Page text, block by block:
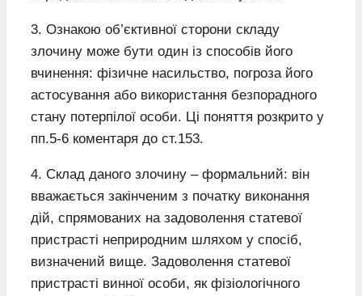
3. Ознакою об’єктивної сторони складу
злочину може бути один із способів його
вчинення: фізичне насильство, погроза його
астосування або використання безпорадного
стану потерпілої особи. Ці поняття розкрито у
пп.5-6 коментаря до ст.153.
4. Склад даного злочину – формальний: він
вважається закінченим з початку виконання
дій, спрямованих на задоволення статевої
пристрасті неприродним шляхом у спосіб,
визначений вище. Задоволення статевої
пристрасті винної особи, як фізіологічного